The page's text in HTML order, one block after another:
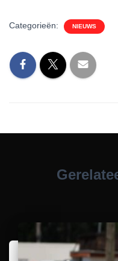
Categorieën: NIEUWS